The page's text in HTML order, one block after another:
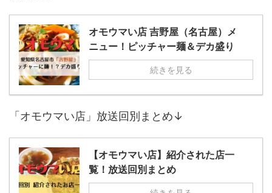
オモウマい店 吉野屋（名古屋）メ
ニュー！ピッチャー麺＆デカ盛り
続きを見る
「オモウマい店」放送回別まとめ↓
【オモウマい店】紹介された店一
覧！放送回別まとめ